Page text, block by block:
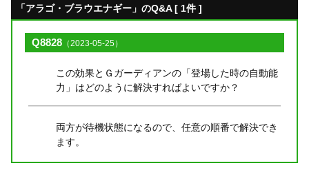
「アラゴ・ブラウエナギー」のQ&A [ 1件 ]
Q8828 （2023-05-25）
この効果とＧガーディアンの「登場した時の自動能
力」はどのように解決すればよいですか？
両方が待機状態になるので、任意の順番で解決でき
ます。